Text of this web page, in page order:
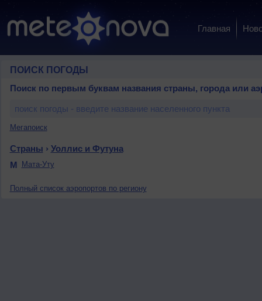
Главная
ПОИСК ПОГОДЫ
Поиск по первым буквам названия страны, города или
Мегапоиск
Страны › Уоллис и Футуна
М
Мата-Уту
Полный список аэропортов по региону